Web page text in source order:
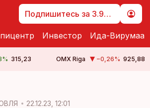
Подпишитесь за 3.99 €
Инвестор Ида-Вирумаа
% 315,23 OMX Riga −0,26% 925,88
22.12.23, 12:01